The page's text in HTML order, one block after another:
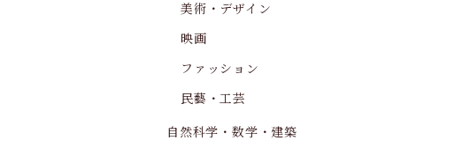
美術・デザイン
映画
ファッション
民藝・工芸
自然科学・数学・建築